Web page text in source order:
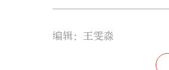
编辑：王雯淼